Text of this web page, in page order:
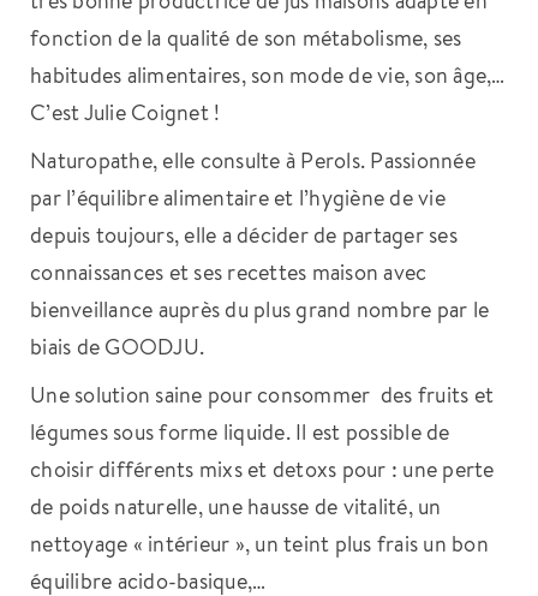
fonction de la qualité de son métabolisme, ses
habitudes alimentaires, son mode de vie, son âge,…
C’est Julie Coignet !
Naturopathe, elle consulte à Perols. Passionnée
par l’équilibre alimentaire et l’hygiène de vie
depuis toujours, elle a décider de partager ses
connaissances et ses recettes maison avec
bienveillance auprès du plus grand nombre par le
biais de GOODJU.
Une solution saine pour consommer des fruits et
légumes sous forme liquide. Il est possible de
choisir différents mixs et detoxs pour : une perte
de poids naturelle, une hausse de vitalité, un
nettoyage « intérieur », un teint plus frais un bon
équilibre acido-basique,…